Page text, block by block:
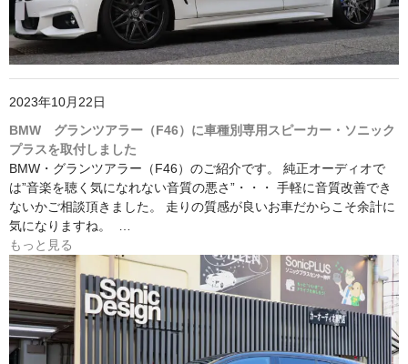
2023年10月22日
BMW グランツアラー（F46）に車種別専用スピーカー・ソニック
プラスを取付しました
BMW・グランツアラー（F46）のご紹介です。 純正オーディオで
は”音楽を聴く気になれない音質の悪さ”・・・ 手軽に音質改善でき
ないかご相談頂きました。 走りの質感が良いお車だからこそ余計に
気になりますね。 …
もっと見る